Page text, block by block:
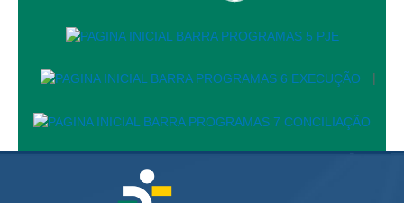
Comitê de Prevenção e Enfrentamento do Assédio
Comissão Permanente de Gestão Socioambiental
no Âmbito do TRT11
Comitê de Equidade de Raça, Gênero e Diversidade
|